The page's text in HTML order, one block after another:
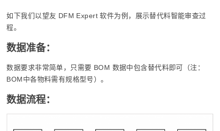
如下我们以望友 DFM Expert 软件为例，展示替代料智能审查过
程。
数据准备：
数据要求非常简单，只需要 BOM 数据中包含替代料即可（注：
BOM中各物料需有规格型号）。
数据流程：